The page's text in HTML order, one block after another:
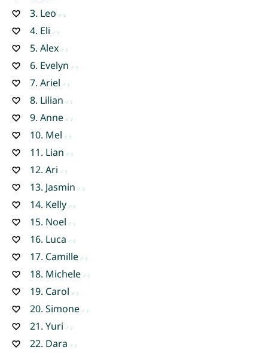
3. Leo
4. Eli
5. Alex
6. Evelyn
7. Ariel
8. Lilian
9. Anne
10. Mel
11. Lian
12. Ari
13. Jasmin
14. Kelly
15. Noel
16. Luca
17. Camille
18. Michele
19. Carol
20. Simone
21. Yuri
22. Dara